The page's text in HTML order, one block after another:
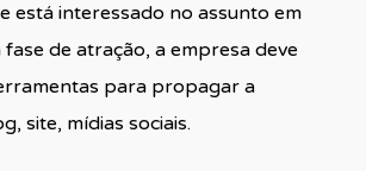
está interessado no assunto em
fase de atração, a empresa deve
para propagar a
site, mídias sociais.